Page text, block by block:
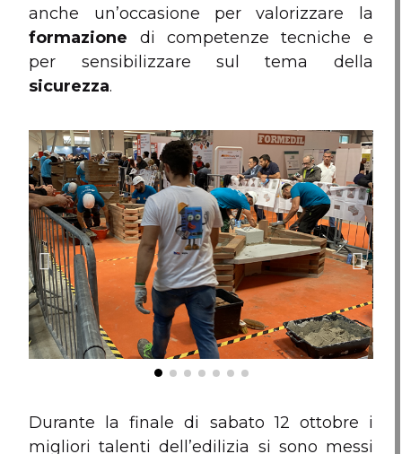
anche un’occasione per valorizzare la
formazione di competenze tecniche e
per sensibilizzare sul tema della
sicurezza.
Durante la finale di sabato 12 ottobre i
migliori talenti dell’edilizia si sono messi